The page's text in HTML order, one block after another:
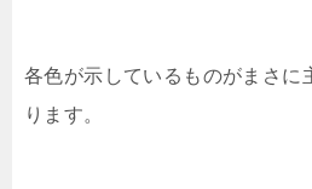
各色が示しているものがまさに
ります。